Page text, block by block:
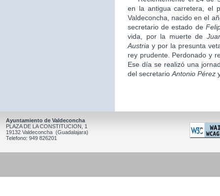
en la antigua carretera, el
Valdeconcha, nacido en el
secretario de estado de
vida, por la muerte de
Austria y por la presunta
rey prudente. Perdonado y
Ese día se realizó una
del secretario Antonio Pérez
Ayuntamiento de Valdeconcha
PLAZA DE LA CONSTITUCION, 1
19132 Valdeconcha (Guadalajara)
Telefono: 949 826201